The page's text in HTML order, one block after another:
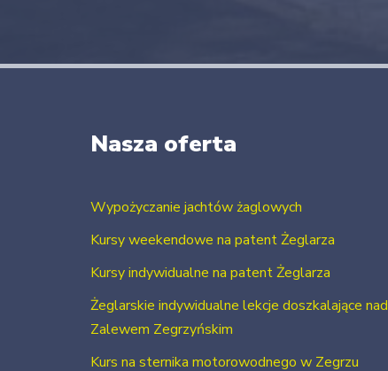
Nasza oferta
Wypożyczanie jachtów żaglowych
Kursy weekendowe na patent Żeglarza
Kursy indywidualne na patent Żeglarza
Żeglarskie indywidualne lekcje doszkalające nad
Zalewem Zegrzyńskim
Kurs na sternika motorowodnego w Zegrzu